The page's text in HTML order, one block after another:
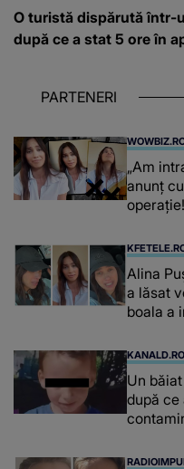
O turistă dispărută într-
după ce a stat 5 ore în
PARTENERI
„Am
anunț
Alina
a lăsat
boala a
KANALD.RO
Un
după ce